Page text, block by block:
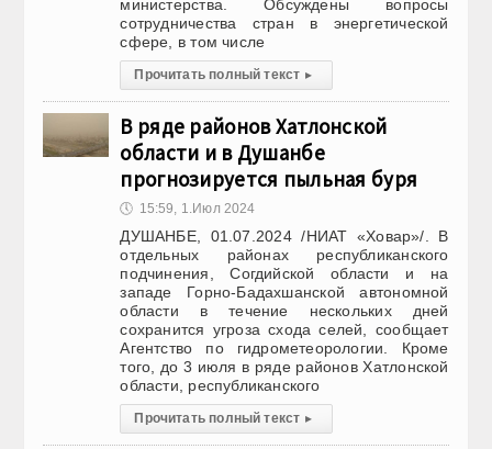
министерства. Обсуждены вопросы
сотрудничества стран в энергетической
сфере, в том числе
Прочитать полный текст ▸
В ряде районов Хатлонской
области и в Душанбе
прогнозируется пыльная буря
🕔 15:59, 1.Июл 2024
ДУШАНБЕ, 01.07.2024 /НИАТ «Ховар»/. В
отдельных районах республиканского
подчинения, Согдийской области и на
западе Горно-Бадахшанской автономной
области в течение нескольких дней
сохранится угроза схода селей, сообщает
Агентство по гидрометеорологии. Кроме
того, до 3 июля в ряде районов Хатлонской
области, республиканского
Прочитать полный текст ▸